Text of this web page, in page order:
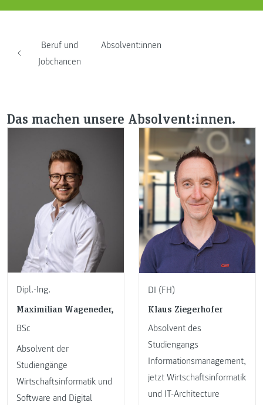
Beruf und
Jobchancen
Absolvent:innen
Das machen unsere Absolvent:innen.
Dipl.-Ing.
Maximilian Wageneder,
BSc
Absolvent der
Studiengänge
Wirtschaftsinformatik und
Software and Digital
DI (FH)
Klaus Ziegerhofer
Absolvent des
Studiengangs
Informationsmanagement,
jetzt Wirtschaftsinformatik
und IT-Architecture